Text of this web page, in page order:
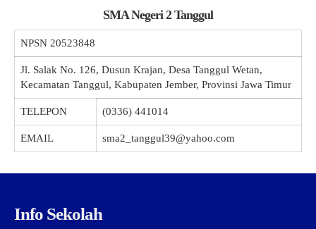
SMA Negeri 2 Tanggul
NPSN 20523848
Jl. Salak No. 126, Dusun Krajan, Desa Tanggul Wetan,
Kecamatan Tanggul, Kabupaten Jember, Provinsi Jawa Timur
TELEPON (0336) 441014
EMAIL sma2_tanggul39@yahoo.com
Info Sekolah